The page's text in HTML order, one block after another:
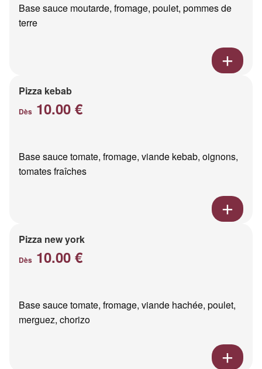
Base sauce moutarde, fromage, poulet, pommes de
terre
Pizza kebab
Dès 10.00 €
Base sauce tomate, fromage, viande kebab, oignons,
tomates fraîches
Pizza new york
Dès 10.00 €
Base sauce tomate, fromage, viande hachée, poulet,
merguez, chorizo